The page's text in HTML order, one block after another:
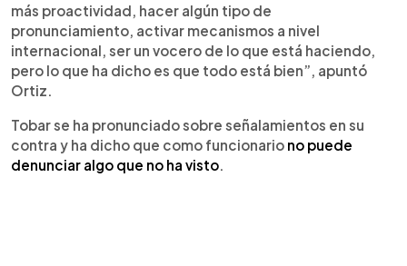
más proactividad, hacer algún tipo de
pronunciamiento, activar mecanismos a nivel
internacional, ser un vocero de lo que está haciendo,
pero lo que ha dicho es que todo está bien”, apuntó
Ortiz.
Tobar se ha pronunciado sobre señalamientos en su
contra y ha dicho que como funcionario no puede
denunciar algo que no ha visto.